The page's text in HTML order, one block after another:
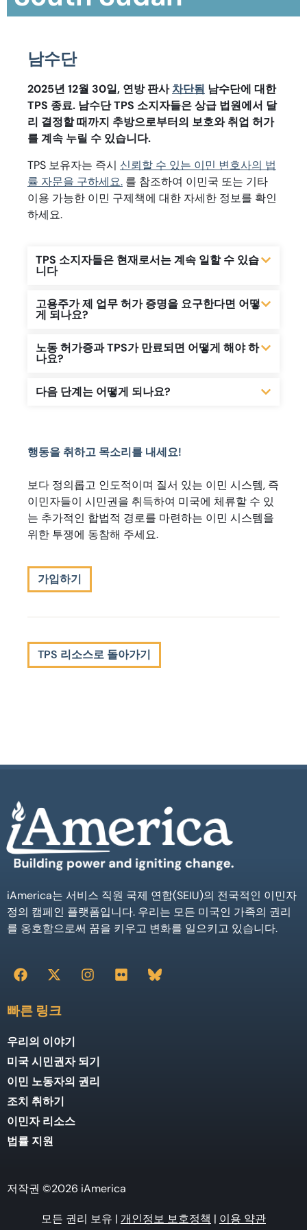
남수단
2025년 12월 30일, 연방 판사차단됨 남수단에 대한
TPS 종료. 남수단 TPS 소지자들은 상급 법원에서 달
리 결정할 때까지 추방으로부터의 보호와 취업 허가
를 계속 누릴 수 있습니다.
TPS 보유자는 즉시 신뢰할 수 있는 이민 변호사의 법
률 자문을 구하세요. 를 참조하여 이민국 또는 기타
이용 가능한 이민 구제책에 대한 자세한 정보를 확인
하세요.
TPS 소지자들은 현재로서는 계속 일할 수 있습
니다
고용주가 제 업무 허가 증명을 요구한다면 어떻
게 되나요?
노동 허가증과 TPS가 만료되면 어떻게 해야 하
나요?
다음 단계는 어떻게 되나요?
행동을 취하고 목소리를 내세요!
보다 정의롭고 인도적이며 질서 있는 이민 시스템, 즉
이민자들이 시민권을 취득하여 미국에 체류할 수 있
는 추가적인 합법적 경로를 마련하는 이민 시스템을
위한 투쟁에 동참해 주세요.
가입하기
TPS 리소스로 돌아가기
iAmerica는 서비스 직원 국제 연합(SEIU)의 전국적인 이민자
정의 캠페인 플랫폼입니다. 우리는 모든 미국인 가족의 권리
를 옹호함으로써 꿈을 키우고 변화를 일으키고 있습니다.
빠른 링크
우리의 이야기
미국 시민권자 되기
이민 노동자의 권리
조치 취하기
이민자 리소스
법률 지원
저작권 ©2026 iAmerica
모든 권리 보유 | 개인정보 보호정책 | 이용 약관